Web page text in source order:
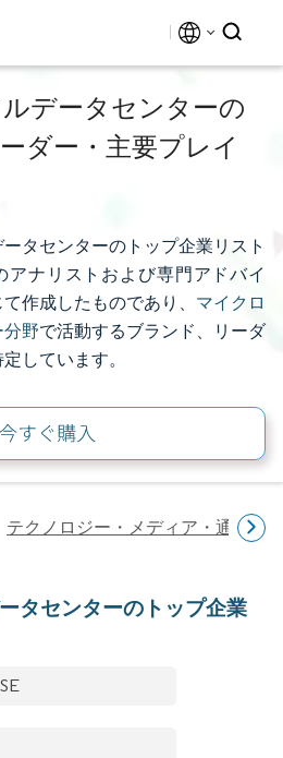
データセンターの
ダー・主要プレイ
タセンターのトップ企業リスト
アナリストおよび専門アドバイ
作成したものであり、 マイクロ
野で活動するブランド、リーダ
しています。
テクノロジー・メディア・通信研
タセンターのトップ企業